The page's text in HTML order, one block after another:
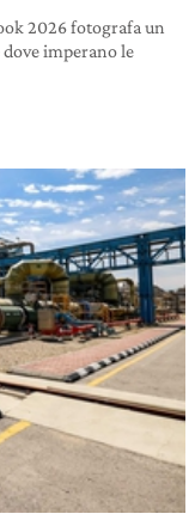
2026 fotografa un
dove imperano le